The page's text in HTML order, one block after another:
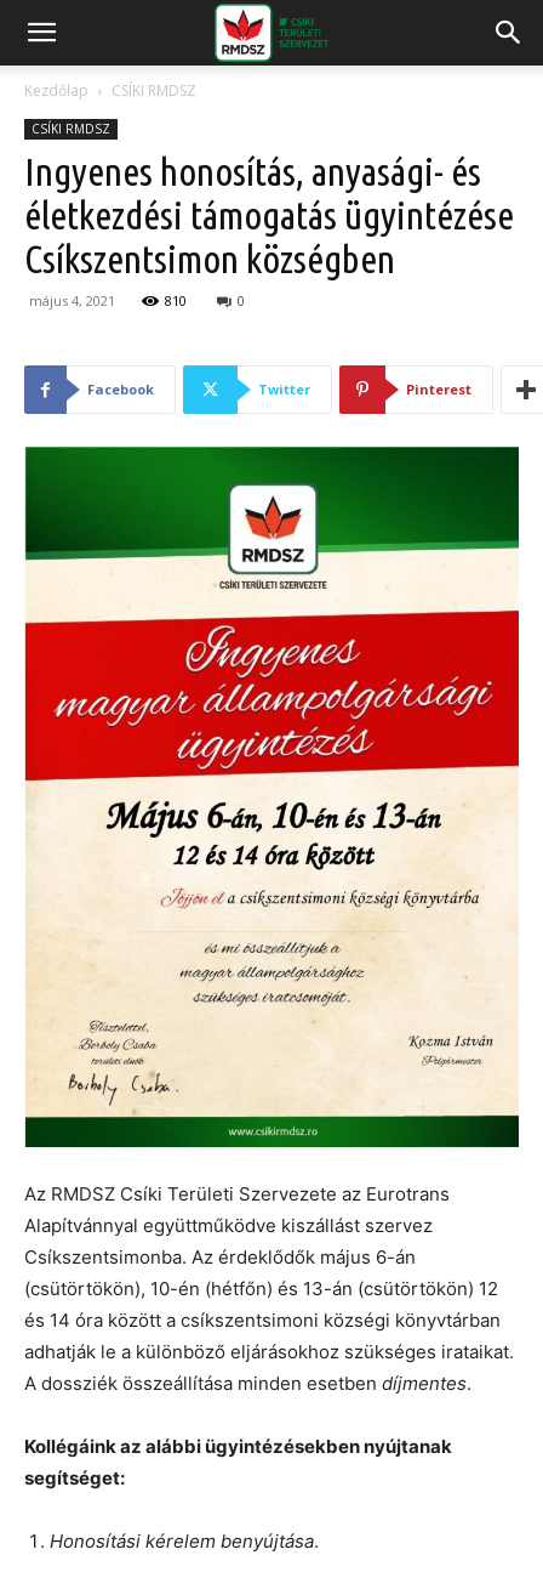
Kezdőlap CSÍKI RMDSZ
CSÍKI RMDSZ
Ingyenes honosítás, anyasági- és
életkezdési támogatás ügyintézése
Csíkszentsimon községben
május 4, 2021 810 0
Facebook Twitter Pinterest
Az RMDSZ Csíki Területi Szervezete az Eurotrans
Alapítvánnyal együttműködve kiszállást szervez
Csíkszentsimonba. Az érdeklődők május 6-án
(csütörtökön), 10-én (hétfőn) és 13-án (csütörtökön) 12
és 14 óra között a csíkszentsimoni községi könyvtárban
adhatják le a különböző eljárásokhoz szükséges irataikat.
A dossziék összeállítása minden esetben díjmentes.
Kollégáink az alábbi ügyintézésekben nyújtanak
segítséget:
Honosítási kérelem benyújtása.